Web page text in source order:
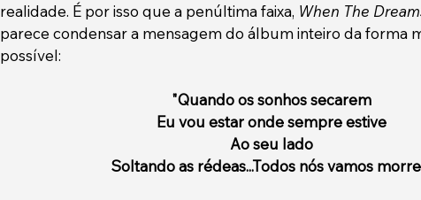
realidade. É por isso que a penúltima faixa, When The
parece condensar a mensagem do álbum inteiro da forma
possível:
"Quando os sonhos secarem
Eu vou estar onde sempre estive
Ao seu lado
Soltando as rédeas...Todos nós vamos